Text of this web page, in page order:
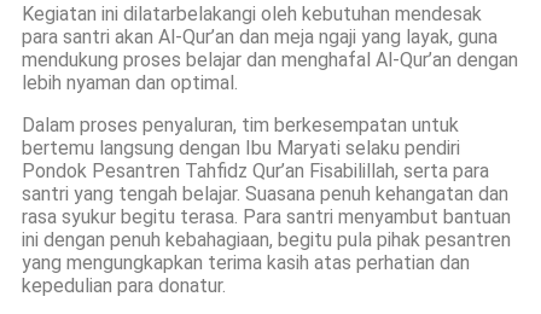
Kegiatan ini dilatarbelakangi oleh kebutuhan mendesak
para santri akan Al-Qur’an dan meja ngaji yang layak, guna
mendukung proses belajar dan menghafal Al-Qur’an dengan
lebih nyaman dan optimal.
Dalam proses penyaluran, tim berkesempatan untuk
bertemu langsung dengan Ibu Maryati selaku pendiri
Pondok Pesantren Tahfidz Qur’an Fisabilillah, serta para
santri yang tengah belajar. Suasana penuh kehangatan dan
rasa syukur begitu terasa. Para santri menyambut bantuan
ini dengan penuh kebahagiaan, begitu pula pihak pesantren
yang mengungkapkan terima kasih atas perhatian dan
kepedulian para donatur.